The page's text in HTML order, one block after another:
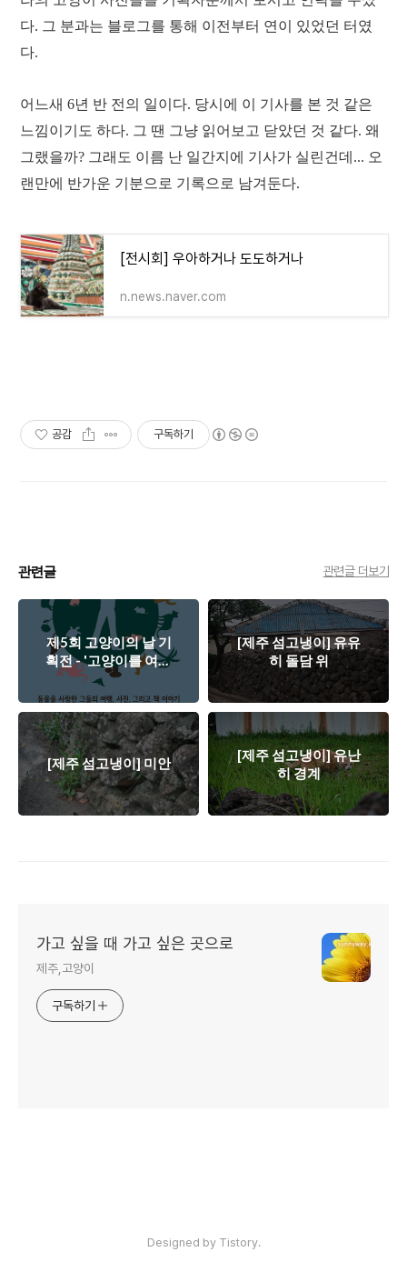
다. 그 분과는 블로그를 통해 이전부터 연이 있었던 터였
다.
어느새 6년 반 전의 일이다. 당시에 이 기사를 본 것 같은
느낌이기도 하다. 그 땐 그냥 읽어보고 닫았던 것 같다. 왜
그랬을까? 그래도 이름 난 일간지에 기사가 실린건데... 오
랜만에 반가운 기분으로 기록으로 남겨둔다.
[전시회] 우아하거나 도도하거나
n.news.naver.com
공감 구독하기
관련글 관련글 더보기
제5회 고양이의 날 기
획전 - '고양이를 여행
하다'
[제주 섬고냉이] 유유
히 돌담 위
[제주 섬고냉이] 미안
[제주 섬고냉이] 유난
히 경계
가고 싶을 때 가고 싶은 곳으로
제주,고양이
구독하기
Designed by Tistory.